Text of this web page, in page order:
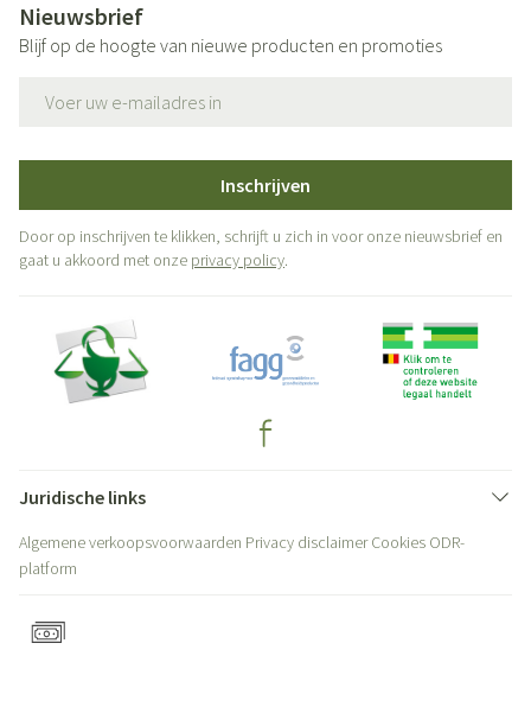
Nieuwsbrief
Blijf op de hoogte van nieuwe producten en promoties
Inschrijven
Door op inschrijven te klikken, schrijft u zich in voor onze nieuwsbrief en
gaat u akkoord met onze privacy policy.
Juridische links
Algemene verkoopsvoorwaarden Privacy disclaimer Cookies ODR-
platform